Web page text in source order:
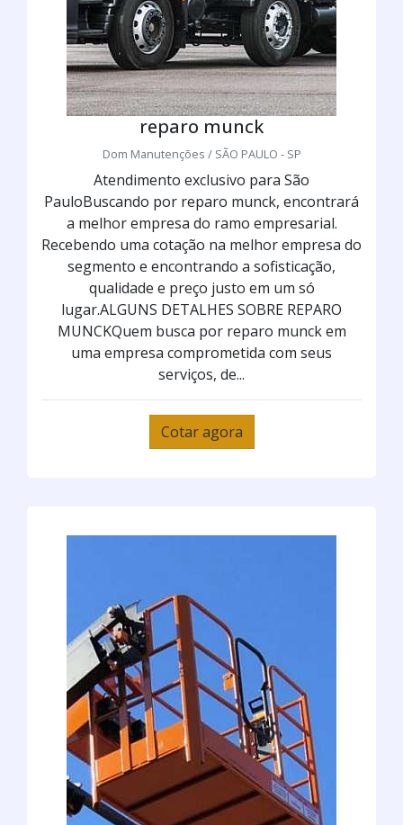
reparo munck
Dom Manutenções / SÃO PAULO - SP
Atendimento exclusivo para São
PauloBuscando por reparo munck, encontrará
a melhor empresa do ramo empresarial.
Recebendo uma cotação na melhor empresa do
segmento e encontrando a sofisticação,
qualidade e preço justo em um só
lugar.ALGUNS DETALHES SOBRE REPARO
MUNCKQuem busca por reparo munck em
uma empresa comprometida com seus
serviços, de...
Cotar agora